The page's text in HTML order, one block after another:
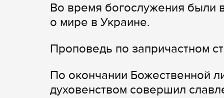
Во время богослужения были
о мире в Украине.
Проповедь по запричастном
По окончании Божественной
духовенством совершил